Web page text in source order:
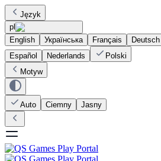
Język
pl
English
Українська Français Deutsch
Español
Nederlands
Polski
Motyw
Auto Ciemny Jasny